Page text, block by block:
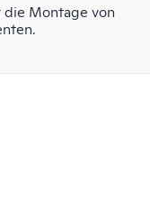
die Montage von